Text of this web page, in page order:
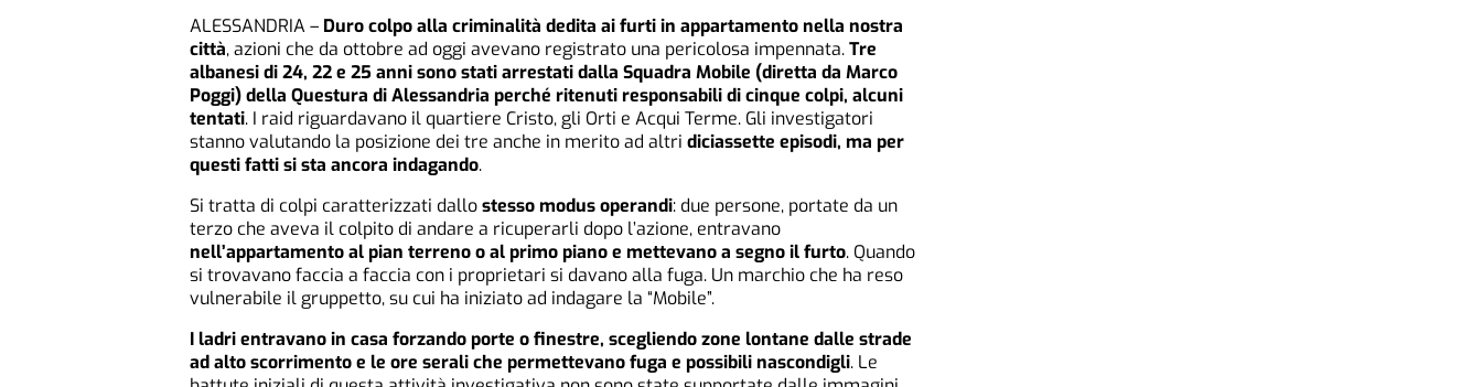
ALESSANDRIA – Duro colpo alla criminalità dedita ai furti in appartamento nella nostra
città, azioni che da ottobre ad oggi avevano registrato una pericolosa impennata.Tre
albanesi di 24, 22 e 25 anni sono stati arrestati dalla Squadra Mobile (diretta da Marco
Poggi) della Questura di Alessandria perché ritenuti responsabili di cinque colpi, alcuni
tentati. I raid riguardavano il quartiere Cristo, gli Orti e Acqui Terme. Gli investigatori
stanno valutando la posizione dei tre anche in merito ad altri diciassette episodi, ma per
questi fatti si sta ancora indagando.
Si tratta di colpi caratterizzati dallostesso modus operandi: due persone, portate da un
terzo che aveva il colpito di andare a ricuperarli dopo l’azione, entravano
nell’appartamento al pian terreno o al primo piano e mettevano a segno il furto. Quando
si trovavano faccia a faccia con i proprietari si davano alla fuga. Un marchio che ha reso
vulnerabile il gruppetto, su cui ha iniziato ad indagare la “Mobile”.
I ladri entravano in casa forzando porte o finestre, scegliendo zone lontane dalle strade
ad alto scorrimento e le ore serali che permettevano fuga e possibili nascondigli. Le